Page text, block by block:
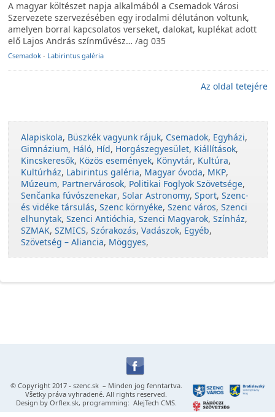
A magyar költészet napja alkalmából a Csemadok Városi
Szervezete szervezésében egy irodalmi délutánon voltunk,
amelyen borral kapcsolatos verseket, dalokat, kuplékat adott
elő Lajos András színművész… /ag 035
Csemadok - Labirintus galéria
Az oldal tetejére
Alapiskola, Büszkék vagyunk rájuk, Csemadok, Egyházi,
Gimnázium, Háló, Híd, Horgászegyesület, Kiállítások,
Kincskeresők, Közös események, Könyvtár, Kultúra,
Kultúrház, Labirintus galéria, Magyar óvoda, MKP,
Múzeum, Partnervárosok, Politikai Foglyok Szövetsége,
Senčanka fúvószenekar, Solar Astronomy, Sport, Szenc-
és vidéke társulás, Szenc környéke, Szenc város, Szenci
elhunytak, Szenci Antióchia, Szenci Magyarok, Színház,
SZMAK, SZMICS, Szórakozás, Vadászok, Egyéb,
Szövetség – Aliancia, Möggyes,
© Copyright 2017 - szenc.sk– Minden jog fenntartva.
Všetky práva vyhradené. All rights reserved.
Design by Orflex.sk, programming: AlejTech CMS.